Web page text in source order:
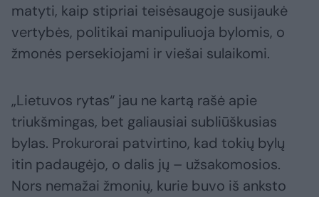
matyti, kaip stipriai teisėsaugoje susijaukė
vertybės, politikai manipuliuoja bylomis, o
žmonės persekiojami ir viešai sulaikomi.
„Lietuvos rytas“ jau ne kartą rašė apie
triukšmingas, bet galiausiai subliūškusias
bylas. Prokurorai patvirtino, kad tokių bylų
itin padaugėjo, o dalis jų – užsakomosios.
Nors nemažai žmonių, kurie buvo iš anksto